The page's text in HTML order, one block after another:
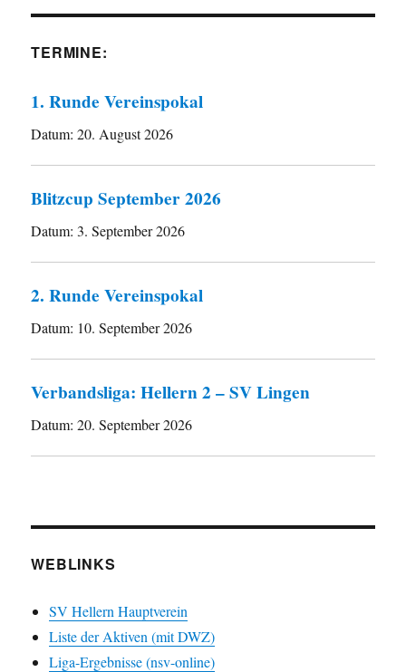
TERMINE:
1. Runde Vereinspokal
Datum:20. August 2026
Blitzcup September 2026
Datum: 3. September 2026
2. Runde Vereinspokal
Datum: 10. September 2026
Verbandsliga: Hellern 2 – SV Lingen
Datum:20. September 2026
WEBLINKS
SV Hellern Hauptverein
Liste der Aktiven (mit DWZ)
Liga-Ergebnisse (nsv-online)